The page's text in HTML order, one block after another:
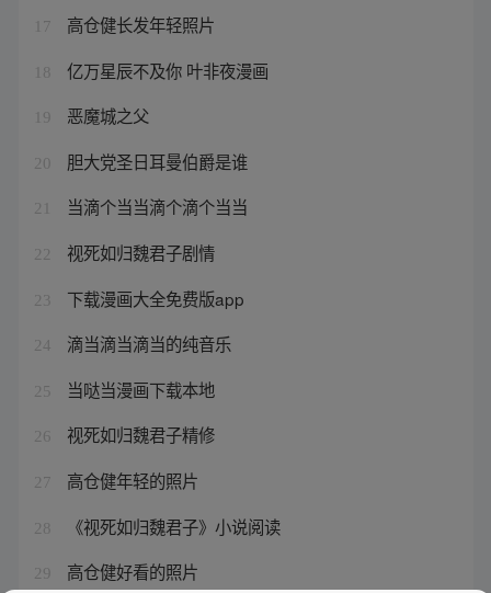
17 高仓健长发年轻照片
18 亿万星辰不及你 叶非夜漫画
19 恶魔城之父
20 胆大党圣日耳曼伯爵是谁
21 当滴个当当滴个滴个当当
22 视死如归魏君子剧情
23 下载漫画大全免费版app
24 滴当滴当滴当的纯音乐
25 当哒当漫画下载本地
26 视死如归魏君子精修
27 高仓健年轻的照片
28 《视死如归魏君子》小说阅读
29 高仓健好看的照片